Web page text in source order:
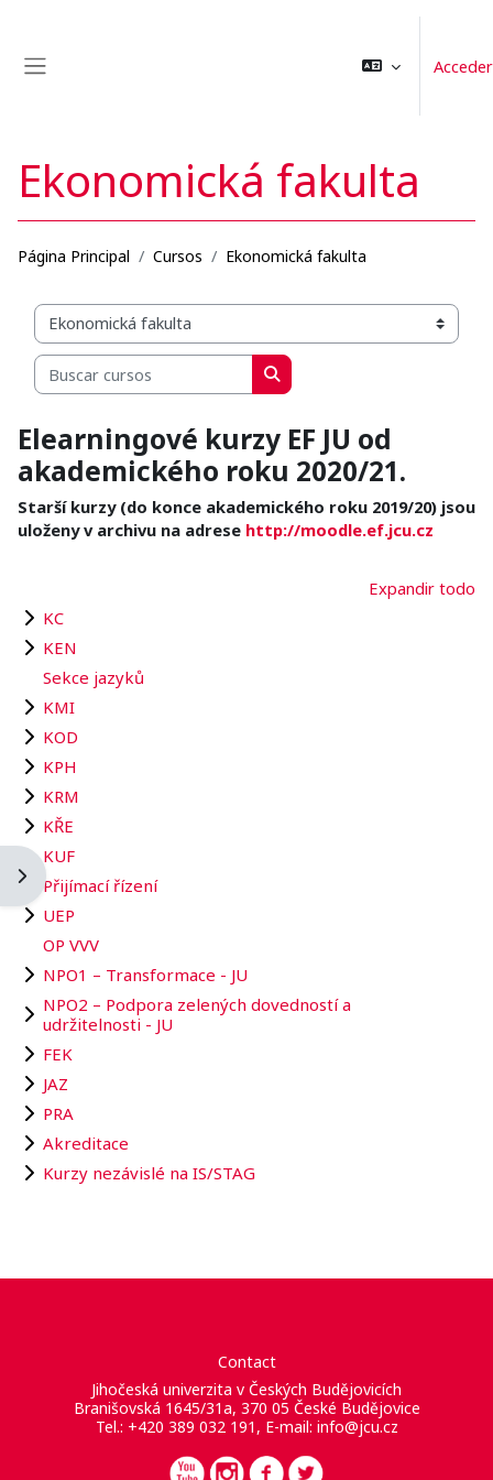
Acceder
Abrir cajón de bloques
Ekonomická fakulta
Página Principal Cursos Ekonomická fakulta
Categorías
Buscar cursos
Buscar cursos
Elearningové kurzy EF JU od
akademického roku 2020/21.
Starší kurzy (do konce akademického roku 2019/20) jsou
uloženy v archivu na adrese http://moodle.ef.jcu.cz
Expandir todo
KC
KEN
Sekce jazyků
KMI
KOD
KPH
KRM
KŘE
KUF
Přijímací řízení
UEP
OP VVV
NPO1 – Transformace - JU
NPO2 – Podpora zelených dovedností a
udržitelnosti - JU
FEK
JAZ
PRA
Akreditace
Kurzy nezávislé na IS/STAG
Contact
Jihočeská univerzita v Českých Budějovicích
Branišovská 1645/31a, 370 05 České Budějovice
Tel.: +420 389 032 191, E-mail: info@jcu.cz